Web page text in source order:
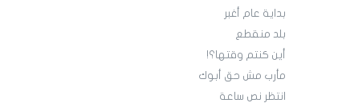
بداية عام أغبر
بلد منقطع
أين كنتم وقتها؟!
مأرب مش حق أبوك
انتظر نص ساعة